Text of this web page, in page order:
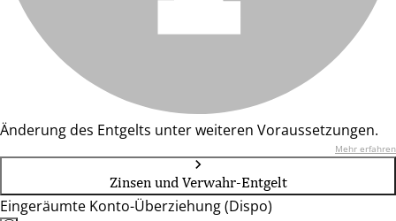
Änderung des Entgelts unter weiteren Voraussetzungen.
Mehr erfahren
Zinsen und Verwahr-Entgelt
Eingeräumte Konto-Überziehung (Dispo)